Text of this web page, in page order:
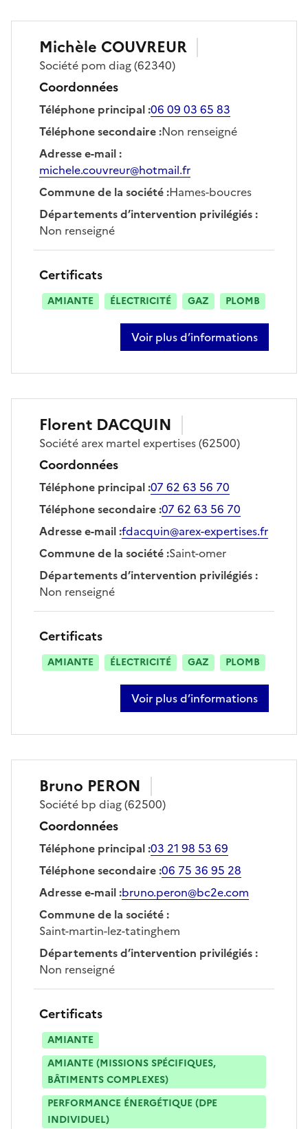
Michèle COUVREUR
Société pom diag(62340)
Coordonnées
Téléphone principal:06 09 03 65 83
Téléphone secondaire:Non renseigné
Adresse e-mail:
michele.couvreur@hotmail.fr
Commune de la société:Hames-boucres
Départements d’intervention privilégiés:
Non renseigné
Certificats
AMIANTE ÉLECTRICITÉ GAZ PLOMB
Voir plus d’informations
sur michèle couvreur
Florent DACQUIN
Société arex martel expertises(62500)
Coordonnées
Téléphone principal:07 62 63 56 70
Téléphone secondaire:07 62 63 56 70
Adresse e-mail:fdacquin@arex-expertises.fr
Commune de la société:Saint-omer
Départements d’intervention privilégiés:
Non renseigné
Certificats
AMIANTE ÉLECTRICITÉ GAZ PLOMB
Voir plus d’informations
sur florent dacquin
Bruno PERON
Société bp diag(62500)
Coordonnées
Téléphone principal:03 21 98 53 69
Téléphone secondaire:06 75 36 95 28
Adresse e-mail:bruno.peron@bc2e.com
Commune de la société:
Saint-martin-lez-tatinghem
Départements d’intervention privilégiés:
Non renseigné
Certificats
AMIANTE
AMIANTE (MISSIONS SPÉCIFIQUES,
BÂTIMENTS COMPLEXES)
PERFORMANCE ÉNERGÉTIQUE (DPE
INDIVIDUEL)